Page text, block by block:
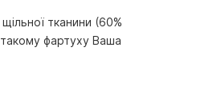
тканини (60%
такому фартуху Ваша